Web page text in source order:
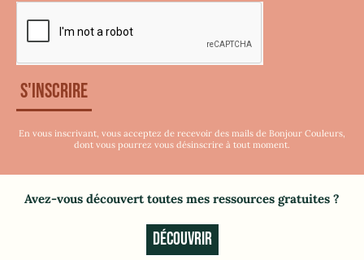
S'inscrire
En vous inscrivant, vous acceptez de recevoir des mails de Bonjour Couleurs,
dont vous pourrez vous désinscrire à tout moment.
Avez-vous découvert toutes mes ressources gratuites ?
DÉCOUVRIR